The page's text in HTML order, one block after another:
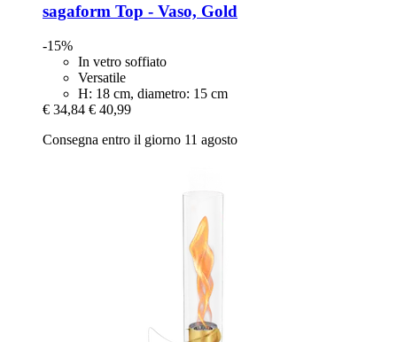
sagaform Top -​ Vaso, Gold
-15%
In vetro soffiato
Versatile
H: 18 cm, diametro: 15 cm
€ 34,84 € 40,99
Consegna entro il giorno 11 agosto